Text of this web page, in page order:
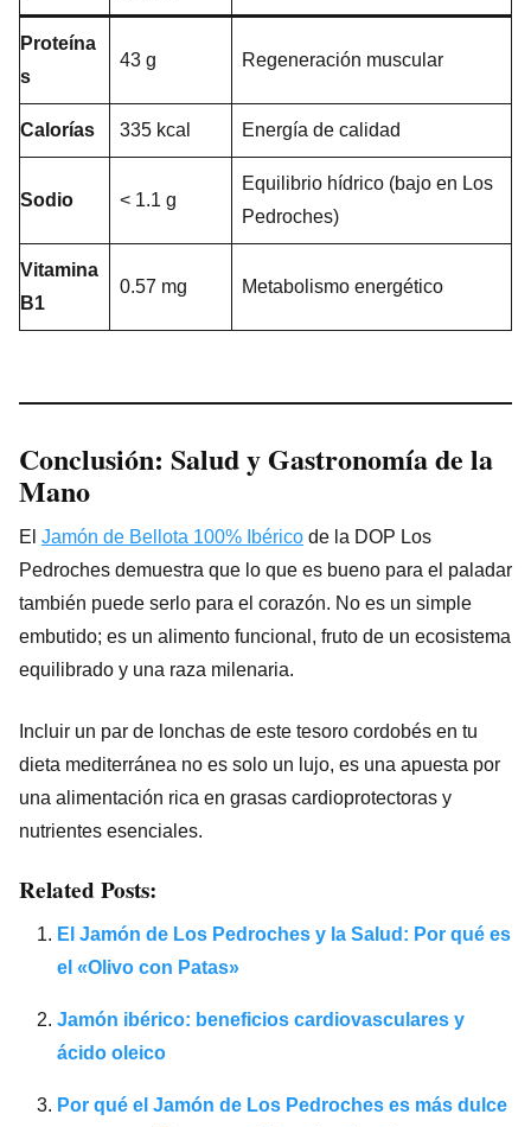
Proteína
s
43 g Regeneración muscular
Calorías 335 kcal Energía de calidad
Sodio < 1.1 g
Equilibrio hídrico (bajo en Los
Pedroches)
Vitamina
B1
0.57 mg Metabolismo energético
Conclusión: Salud y Gastronomía de la
Mano
El Jamón de Bellota 100% Ibérico de la DOP Los
Pedroches demuestra que lo que es bueno para el paladar
también puede serlo para el corazón. No es un simple
embutido; es un alimento funcional, fruto de un ecosistema
equilibrado y una raza milenaria.
Incluir un par de lonchas de este tesoro cordobés en tu
dieta mediterránea no es solo un lujo, es una apuesta por
una alimentación rica en grasas cardioprotectoras y
nutrientes esenciales.
Related Posts:
El Jamón de Los Pedroches y la Salud: Por qué es
el «Olivo con Patas»
Jamón ibérico: beneficios cardiovasculares y
ácido oleico
Por qué el Jamón de Los Pedroches es más dulce